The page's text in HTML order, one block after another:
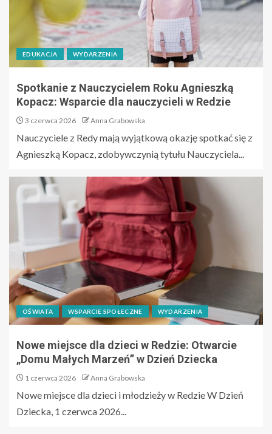
EDUKACJA WYDARZENIA
Spotkanie z Nauczycielem Roku Agnieszką
Kopacz: Wsparcie dla nauczycieli w Redzie
3 czerwca 2026 Anna Grabowska
Nauczyciele z Redy mają wyjątkową okazję spotkać się z
Agnieszką Kopacz, zdobywczynią tytułu Nauczyciela...
OŚWIATA WSPARCIE SPOŁECZNE WYDARZENIA
Nowe miejsce dla dzieci w Redzie: Otwarcie
„Domu Małych Marzeń” w Dzień Dziecka
1 czerwca 2026 Anna Grabowska
Nowe miejsce dla dzieci i młodzieży w Redzie W Dzień
Dziecka, 1 czerwca 2026...